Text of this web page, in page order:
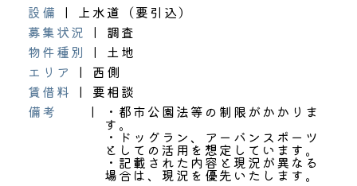
設備 |
上水道（要引込）
募集状況 |
調査
物件種別
|
土地
エリア
|
西側
賃借料 |
要相談
備考
| ・都市公園法等の制限がかかりま
す。
・ドッグラン、アーバンスポーツ
としての活用を想定しています。
・記載された内容と現況が異なる
場合は、現況を優先いたします。